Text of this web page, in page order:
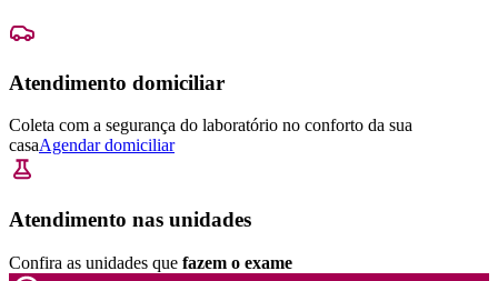
Atendimento domiciliar
Coleta com a segurança do laboratório no conforto da sua
casaAgendar domiciliar
Atendimento nas unidades
Confira as unidades que fazem o exame